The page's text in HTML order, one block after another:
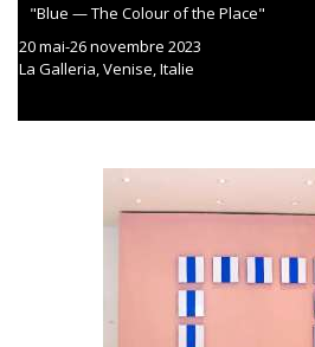
"Blue — The Colour of the Place"
20 mai-26 novembre 2023
La Galleria, Venise, Italie